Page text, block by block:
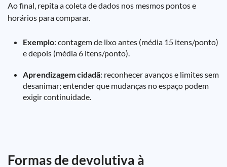
Ao final, repita a coleta de dados nos mesmos pontos e
horários para comparar.
Exemplo: contagem de lixo antes (média 15 itens/ponto)
e depois (média 6 itens/ponto).
Aprendizagem cidadã: reconhecer avanços e limites sem
desanimar; entender que mudanças no espaço podem
exigir continuidade.
Formas de devolutiva à